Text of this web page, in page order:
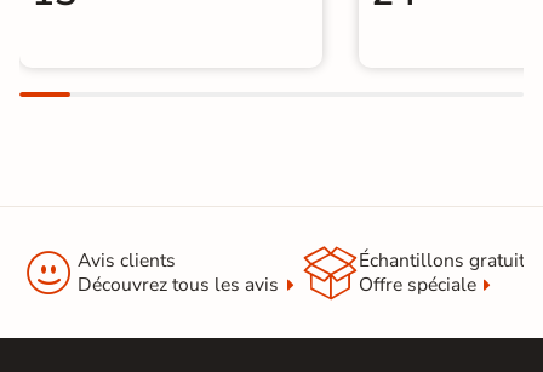
 Avis clients
Découvrez tous les avis
Échantillons gratuit
Offre spéciale